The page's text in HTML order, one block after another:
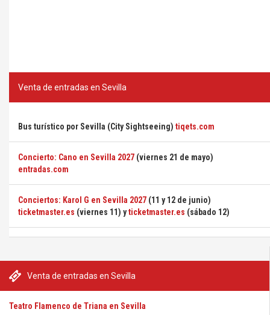
Venta de entradas en Sevilla
Teatro Flamenco de Triana en Sevilla
Venta de entradas en Sevilla
Bus turístico por Sevilla (City Sightseeing) tiqets.com
Concierto: Cano en Sevilla 2027 (viernes 21 de mayo)
entradas.com
Conciertos: Karol G en Sevilla 2027 (11 y 12 de junio)
ticketmaster.es (viernes 11) yticketmaster.es (sábado 12)